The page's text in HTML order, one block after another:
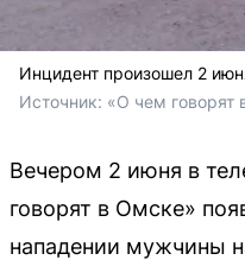
Инцидент произошел 2
Источник: «О чем говорят
Вечером 2 июня в
говорят в Омске»
нападении мужчины